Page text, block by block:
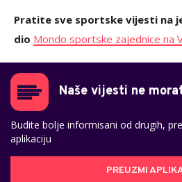
Pratite sve sportske vijesti na
dio Mondo sportske zajednice na
Naše vijesti ne
Budite bolje informisani od drugih,
aplikaciju
PREUZMI